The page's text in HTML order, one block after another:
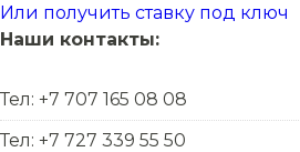
Или получить ставку под ключ
Наши контакты:
Тел: +7 707 165 08 08
Тел: +7 727 339 55 50